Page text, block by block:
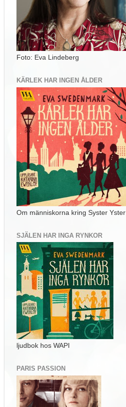
Foto: Eva Lindeberg
KÄRLEK HAR INGEN ÅLDER
Om människorna kring Syster Yster
SJÄLEN HAR INGA RYNKOR
ljudbok hos WAPI
PARIS PASSION